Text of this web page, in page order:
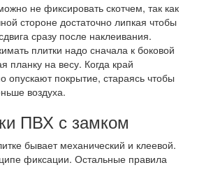
не фиксировать скотчем, так как
стороне достаточно липкая чтобы
сразу после наклеивания.
плитки надо сначала к боковой
планку на весу. Когда край
опускают покрытие, стараясь чтобы
воздуха.
ПВХ с замком
бывает механический и клеевой.
фиксации. Остальные правила